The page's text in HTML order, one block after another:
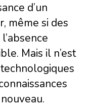
d’un
même si des
Mais il n’est